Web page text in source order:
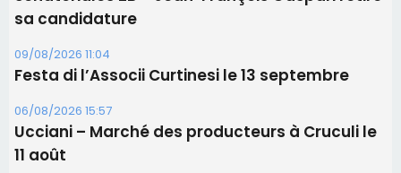
06/08/2026 15:25
Corte – L’association A Nuciola organise une
projection sous les étoiles
06/08/2026 15:04
Alata - Soirée Tango Argentin au stade de San
Benedetto